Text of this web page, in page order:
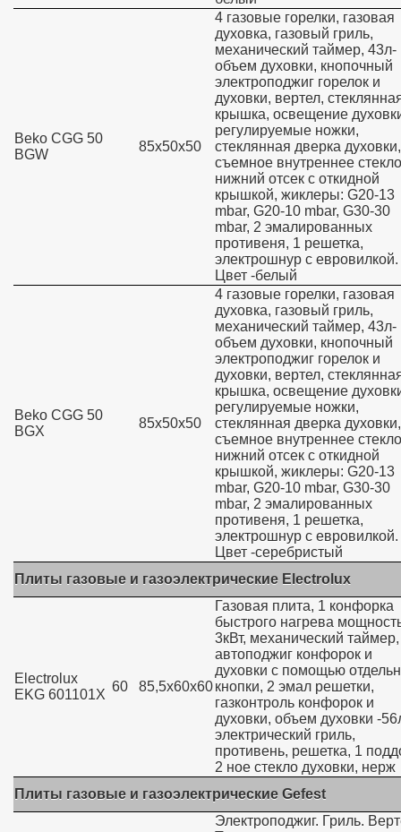
Beko CGG 50
BGW
85х50х50
4 газовые горелки, газовая
духовка, газовый гриль,
механический таймер, 43л-
объем духовки, кнопочный
электроподжиг горелок и
духовки, вертел,
крышка, освещение
регулируемые ножки,
стеклянная дверка духовки,
съемное внутреннее
нижний отсек с откидной
крышкой, жиклеры: G20-13
mbar, G20-10 mbar, G30-30
mbar, 2 эмалированных
противеня, 1 решетка,
электрошнур с евровилкой.
Цвет -белый
Beko CGG 50
BGX
85х50х50
4 газовые горелки, газовая
духовка, газовый гриль,
механический таймер, 43л-
объем духовки, кнопочный
электроподжиг горелок и
духовки, вертел,
крышка, освещение
регулируемые ножки,
стеклянная дверка духовки,
съемное внутреннее
нижний отсек с откидной
крышкой, жиклеры: G20-13
mbar, G20-10 mbar, G30-30
mbar, 2 эмалированных
противеня, 1 решетка,
электрошнур с евровилкой.
Цвет -серебристый
Плиты газовые и газоэлектрические Electrolux
Electrolux
EKG 601101X
60 85,5х60х60
Газовая плита, 1 конфорка
быстрого нагрева
3кВт, механический таймер,
автоподжиг конфорок и
духовки с помощью
кнопки, 2 эмал решетки,
газконтроль конфорок и
духовки, объем духовки -
электрический гриль,
противень, решетка, 1
2 ное стекло духовки, нерж
Плиты газовые и газоэлектрические Gefest
Электроподжиг. Гриль.